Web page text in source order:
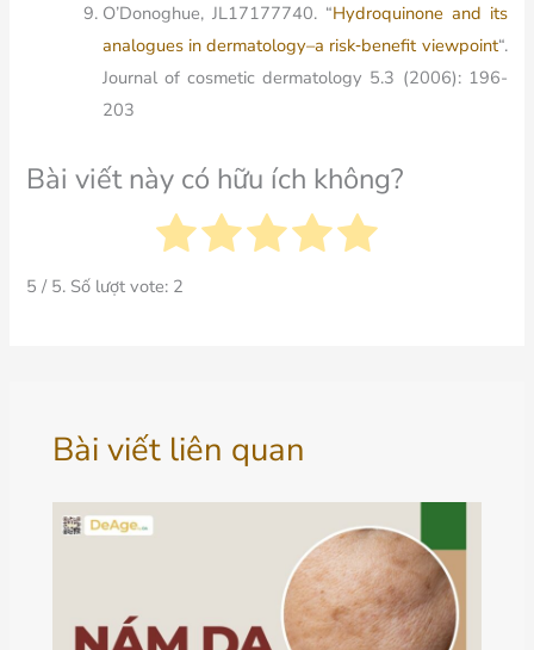
O’Donoghue, JL17177740. “Hydroquinone and its
analogues in dermatology–a risk‐benefit viewpoint“.
Journal of cosmetic dermatology 5.3 (2006): 196-
203
Bài viết này có hữu ích không?
5 / 5. Số lượt vote: 2
Bài viết liên quan